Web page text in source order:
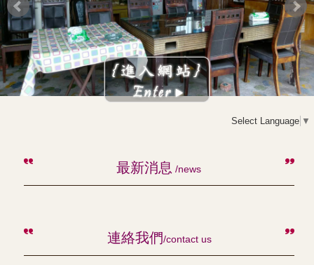
Select Language ▼
最新消息 /news
連絡我們/contact us